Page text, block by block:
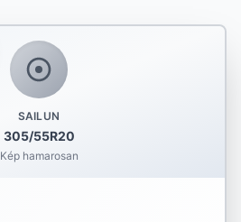
SAILUN
305/55R20
Kép hamarosan